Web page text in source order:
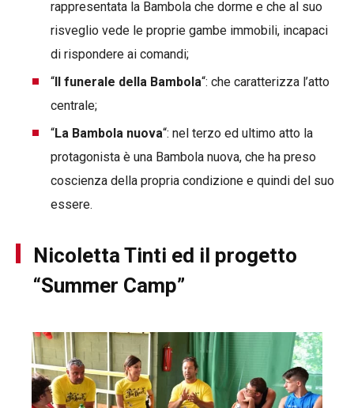
rappresentata la Bambola che dorme e che al suo
risveglio vede le proprie gambe immobili, incapaci
di rispondere ai comandi;
“ Il funerale della Bambola“: che caratterizza l’atto
centrale;
“La Bambola nuova“: nel terzo ed ultimo atto la
protagonista è una Bambola nuova, che ha preso
coscienza della propria condizione e quindi del suo
essere.
Nicoletta Tinti ed il progetto
“Summer Camp”